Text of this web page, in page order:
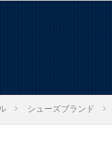
シューズブランド